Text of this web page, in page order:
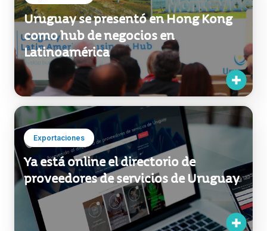
Uruguay se presentó en Hong Kong
como hub de negocios en
Latinoamérica
Exportaciones
Ya está online el directorio de
proveedores de servicios de Uruguay